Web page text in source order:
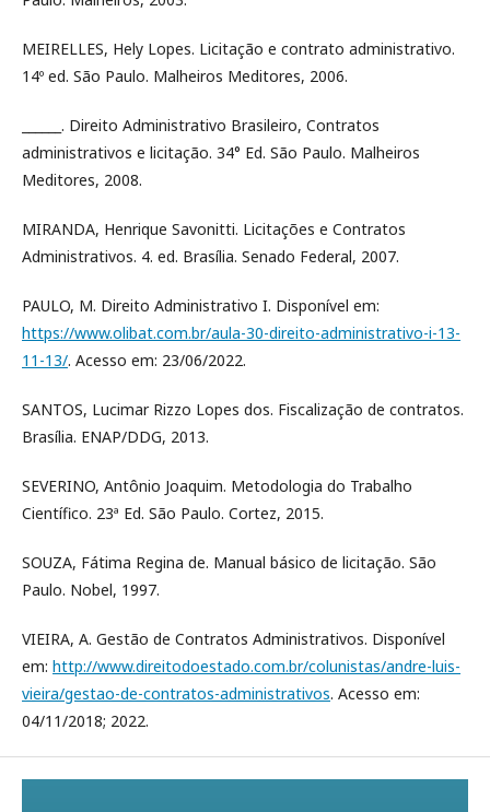
MEIRELLES, Hely Lopes. Licitação e contrato administrativo.
14º ed. São Paulo. Malheiros Meditores, 2006.
______. Direito Administrativo Brasileiro, Contratos
administrativos e licitação. 34° Ed. São Paulo. Malheiros
Meditores, 2008.
MIRANDA, Henrique Savonitti. Licitações e Contratos
Administrativos. 4. ed. Brasília. Senado Federal, 2007.
PAULO, M. Direito Administrativo I. Disponível em:
https://www.olibat.com.br/aula-30-direito-administrativo-i-13-
11-13/. Acesso em: 23/06/2022.
SANTOS, Lucimar Rizzo Lopes dos. Fiscalização de contratos.
Brasília. ENAP/DDG, 2013.
SEVERINO, Antônio Joaquim. Metodologia do Trabalho
Científico. 23ª Ed. São Paulo. Cortez, 2015.
SOUZA, Fátima Regina de. Manual básico de licitação. São
Paulo. Nobel, 1997.
VIEIRA, A. Gestão de Contratos Administrativos. Disponível
em: http://www.direitodoestado.com.br/colunistas/andre-luis-
vieira/gestao-de-contratos-administrativos. Acesso em:
04/11/2018; 2022.